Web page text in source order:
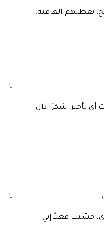
يعطيهم العافية.
رد
تأخير. شكرًا دال
رد
حسّيت فعلاً إني